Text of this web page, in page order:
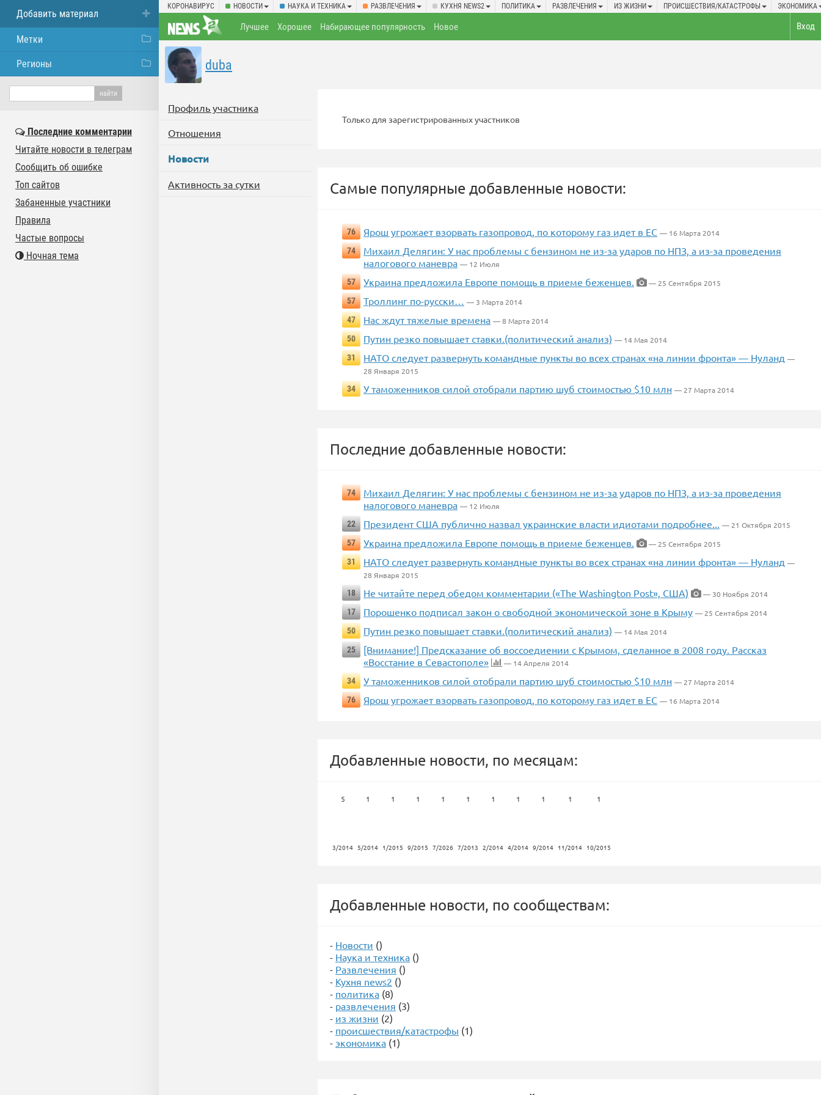
КОРОНАВИРУС НОВОСТИ НАУКА И ТЕХНИКА РАЗВЛЕЧЕНИЯ КУХНЯ NEWS2 ПОЛИТИКА РАЗВЛЕЧЕНИЯ ИЗ ЖИЗНИ ПРОИСШЕСТВИЯ/КАТАСТРОФЫ ЭКОНОМИКА
Вход
Лучшее Хорошее Набирающее популярность Новое
duba
Профиль участника
Отношения
Новости
Активность за сутки
Только для зарегистрированных участников
Самые популярные добавленные новости:
76 Ярош угрожает взорвать газопровод, по которому газ идет в ЕС — 16 Марта 2014
74
Михаил Делягин: У нас проблемы с бензином не из-за ударов по НПЗ, а из-за проведения
налогового маневра — 12 Июля
57
Украина предложила Европе помощь в приеме беженцев.
— 25 Сентября 2015
57
Троллинг по-русски… — 3 Марта 2014
47
Нас ждут тяжелые времена — 8 Марта 2014
50
Путин резко повышает ставки.(политический анализ) — 14 Мая 2014
31
НАТО следует развернуть командные пункты во всех странах «на линии фронта» — Нуланд —
28 Января 2015
34
У таможенников силой отобрали партию шуб стоимостью $10 млн — 27 Марта 2014
Последние добавленные новости:
74
Михаил Делягин: У нас проблемы с бензином не из-за ударов по НПЗ, а из-за проведения
налогового маневра — 12 Июля
22
Президент США публично назвал украинские власти идиотами подробнее... — 21 Октября 2015
57
Украина предложила Европе помощь в приеме беженцев.
— 25 Сентября 2015
31
НАТО следует развернуть командные пункты во всех странах «на линии фронта» — Нуланд —
28 Января 2015
18
Не читайте перед обедом комментарии («The Washington Post», США)
— 30 Ноября 2014
17
Порошенко подписал закон о свободной экономической зоне в Крыму — 25 Сентября 2014
50
Путин резко повышает ставки.(политический анализ) — 14 Мая 2014
25
[Внимание!] Предсказание об воссоедиении с Крымом, сделанное в 2008 году. Рассказ
«Восстание в Севастополе»
— 14 Апреля 2014
34
У таможенников силой отобрали партию шуб стоимостью $10 млн — 27 Марта 2014
76
Ярош угрожает взорвать газопровод, по которому газ идет в ЕС — 16 Марта 2014
Добавленные новости, по месяцам:
5
3/2014
1
5/2014
1
1/2015
1
9/2015
1
7/2026
1
7/2013
1
2/2014
1
4/2014
1
9/2014
1
11/2014
1
10/2015
Добавленные новости, по сообществам:
- Новости ()
- Наука и техника ()
- Развлечения ()
- Кухня news2 ()
- политика (8)
- развлечения (3)
- из жизни (2)
- происшествия/катастрофы (1)
- экономика (1)
Добавить материал
Метки
Регионы
Последние комментарии
Читайте новости в телеграм
Сообщить об ошибке
Топ сайтов
Забаненные участники
Правила
Частые вопросы
Ночная тема